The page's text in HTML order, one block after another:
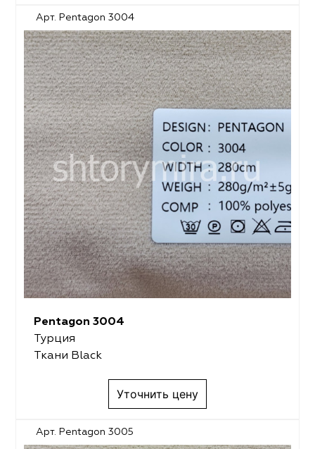
Арт. Pentagon 3004
Pentagon 3004
Турция
Ткани Black
Уточнить цену
Арт. Pentagon 3005